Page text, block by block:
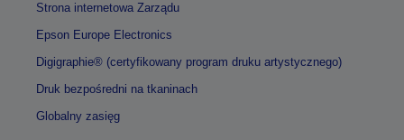
Strona internetowa Zarządu
Epson Europe Electronics
Digigraphie® (certyfikowany program druku artystycznego)
Druk bezpośredni na tkaninach
Globalny zasięg